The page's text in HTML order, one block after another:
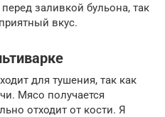
заливкой бульона, так
вкус.
для тушения, так как
Мясо получается
отходит от кости. Я